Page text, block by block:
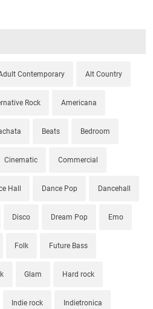
Contemporary Alt Country
Rock Americana
Beats Bedroom
Cinematic Commercial
Hall Dance Pop Dancehall
Disco Dream Pop Emo
Folk Future Bass
Glam Hard rock
Indie rock Indietronica